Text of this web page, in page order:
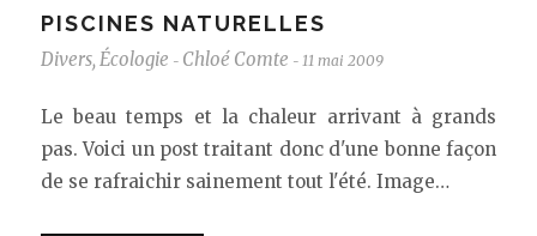
PISCINES NATURELLES
Divers, Écologie - Chloé Comte - 11 mai 2009
Le beau temps et la chaleur arrivant à grands
pas. Voici un post traitant donc d'une bonne façon
de se rafraichir sainement tout l'été. Image…